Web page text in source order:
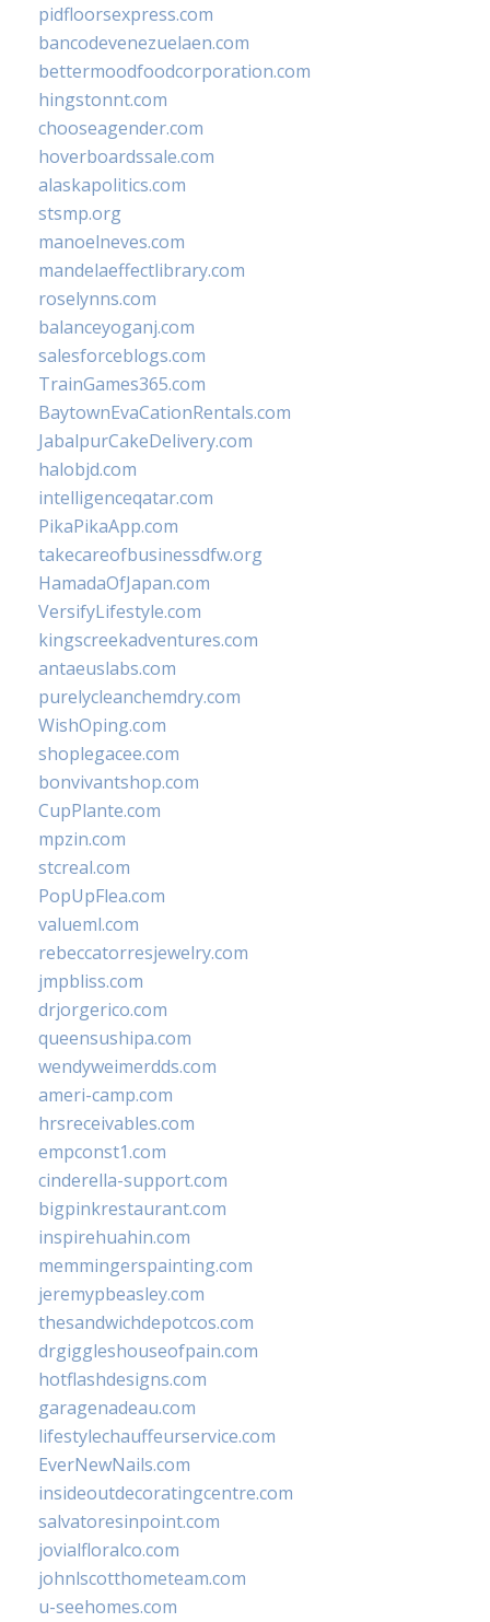
pidfloorsexpress.com
bancodevenezuelaen.com
bettermoodfoodcorporation.com
hingstonnt.com
chooseagender.com
hoverboardssale.com
alaskapolitics.com
stsmp.org
manoelneves.com
mandelaeffectlibrary.com
roselynns.com
balanceyoganj.com
salesforceblogs.com
TrainGames365.com
BaytownEvaCationRentals.com
JabalpurCakeDelivery.com
halobjd.com
intelligenceqatar.com
PikaPikaApp.com
takecareofbusinessdfw.org
HamadaOfJapan.com
VersifyLifestyle.com
kingscreekadventures.com
antaeuslabs.com
purelycleanchemdry.com
WishOping.com
shoplegacee.com
bonvivantshop.com
CupPlante.com
mpzin.com
stcreal.com
PopUpFlea.com
valueml.com
rebeccatorresjewelry.com
jmpbliss.com
drjorgerico.com
queensushipa.com
wendyweimerdds.com
ameri-camp.com
hrsreceivables.com
empconst1.com
cinderella-support.com
bigpinkrestaurant.com
inspirehuahin.com
memmingerspainting.com
jeremypbeasley.com
thesandwichdepotcos.com
drgiggleshouseofpain.com
hotflashdesigns.com
garagenadeau.com
lifestylechauffeurservice.com
EverNewNails.com
insideoutdecoratingcentre.com
salvatoresinpoint.com
jovialfloralco.com
johnlscotthometeam.com
u-seehomes.com